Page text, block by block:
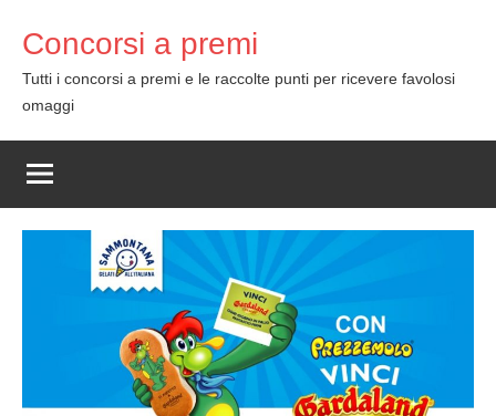
content
Concorsi a premi
Tutti i concorsi a premi e le raccolte punti per ricevere favolosi
omaggi